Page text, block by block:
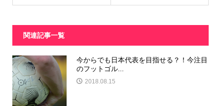
関連記事一覧
今からでも日本代表を目指せる？！今注目
のフットゴル...
2018.08.15